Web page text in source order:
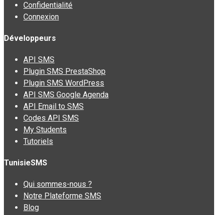
Confidentialité
Connexion
Développeurs
API SMS
Plugin SMS PrestaShop
Plugin SMS WordPress
API SMS Google Agenda
API Email to SMS
Codes API SMS
My Students
Tutoriels
TunisieSMS
Qui sommes-nous ?
Notre Plateforme SMS
Blog